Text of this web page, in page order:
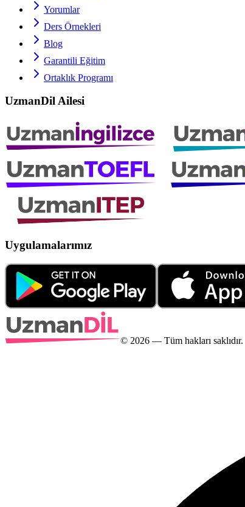
Yorumlar
Ders Örnekleri
Blog
Garantili Eğitim
Ortaklık Programı
UzmanDil Ailesi
Uygulamalarımız
© 2026 — Tüm hakları saklıdır.